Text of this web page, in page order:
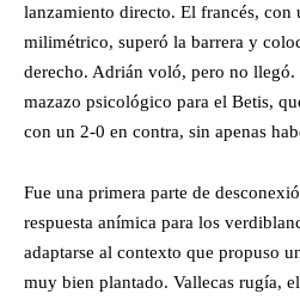
lanzamiento directo. El francés, con
milimétrico, superó la barrera y
derecho. Adrián voló, pero no llegó.
mazazo psicológico para el Betis,
con un 2-0 en contra, sin apenas
Fue una primera parte de
respuesta anímica para los
adaptarse al contexto que propuso
muy bien plantado. Vallecas rugía,